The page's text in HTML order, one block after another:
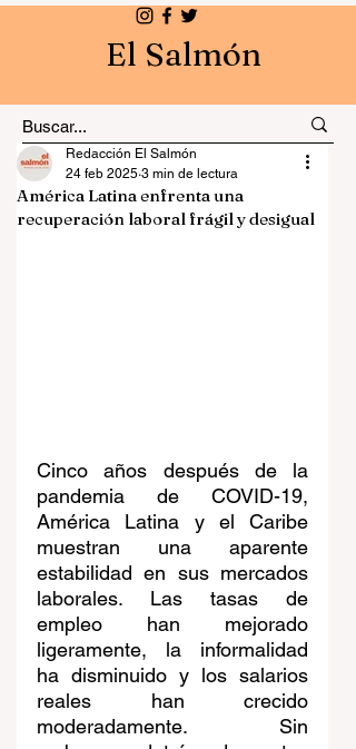
El Salmón
América Latina enfrenta una
recuperación laboral frágil y desigual
Redacción El Salmón
24 feb 2025 3 min de lectura
Cinco años después de la
pandemia de COVID-19,
América Latina y el Caribe
muestran una aparente
estabilidad en sus mercados
laborales. Las tasas de
empleo han mejorado
ligeramente, la informalidad
ha disminuido y los salarios
reales han crecido
moderadamente. Sin